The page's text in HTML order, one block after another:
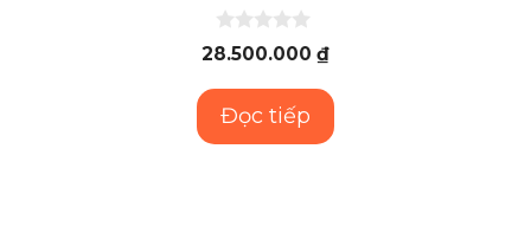
0
n
à
28.500.000 ₫
Đọc tiếp